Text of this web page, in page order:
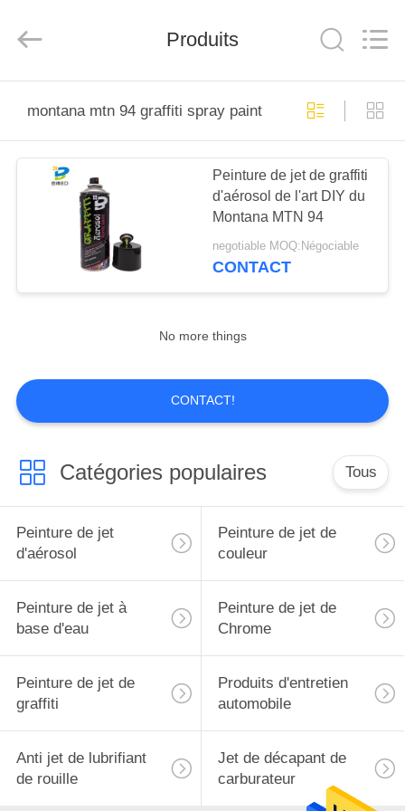
PRODUITS
SUJET
NOUS
D'USINE
DE
QUALITÉ
CONTACTEZ-
NOUS
UNE
CITATION
PLAN
DU
Chemical
Produits
montana mtn 94 graffiti spray paint
Peinture de jet de graffiti
d'aérosol de l'art DIY du
Montana MTN 94
negotiable MOQ:Négociable
CONTACT
No more things
CONTACT!
Catégories populaires Tous
Peinture de jet
d'aérosol
Peinture de jet de
couleur
Peinture de jet à
base d'eau
Peinture de jet de
Chrome
Peinture de jet de
graffiti
Produits d'entretien
automobile
Anti jet de lubrifiant
de rouille
Jet de décapant de
carburateur